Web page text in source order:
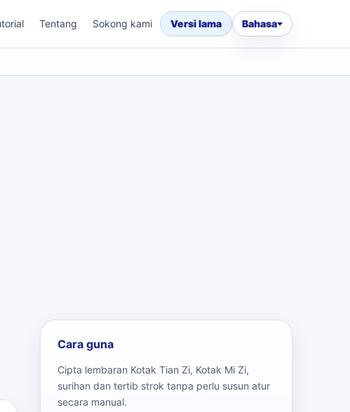
Tentang Sokong kami Versi lama Bahasa
Cara guna
Cipta lembaran Kotak Tian Zi, Kotak Mi Zi,
surihan dan tertib strok tanpa perlu susun atur
secara manual.